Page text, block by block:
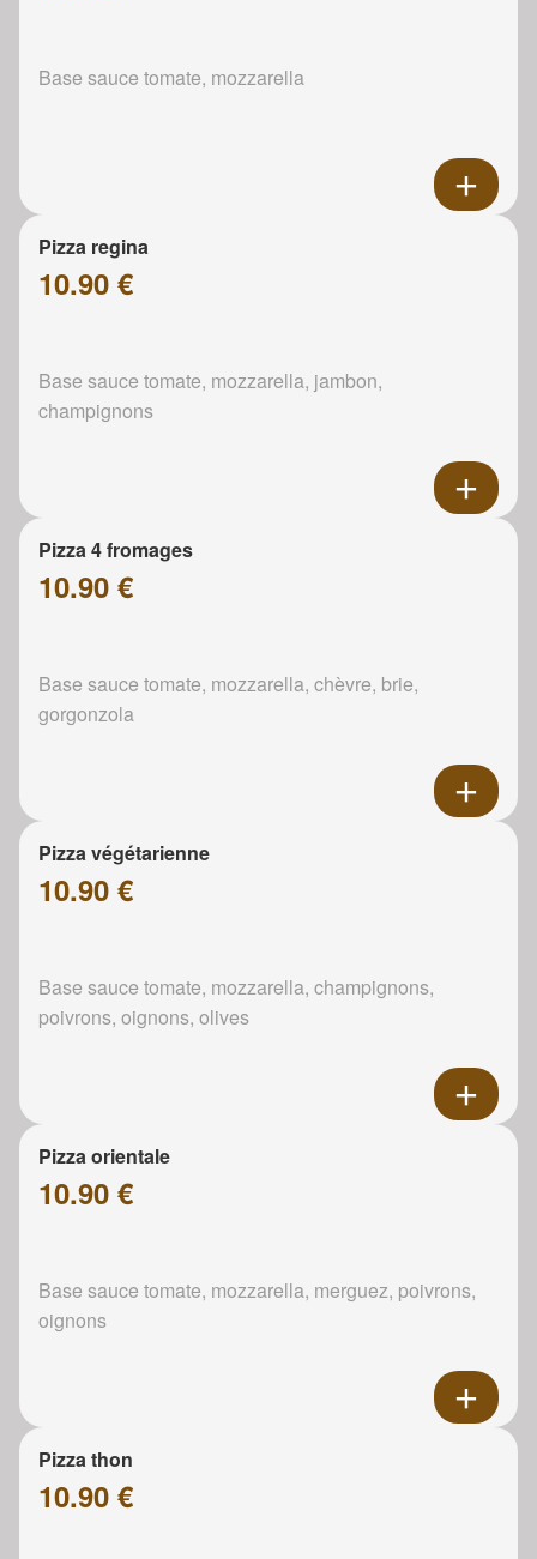
Base sauce tomate, mozzarella
Pizza regina
10.90 €
Base sauce tomate, mozzarella, jambon,
champignons
Pizza 4 fromages
10.90 €
Base sauce tomate, mozzarella, chèvre, brie,
gorgonzola
Pizza végétarienne
10.90 €
Base sauce tomate, mozzarella, champignons,
poivrons, oignons, olives
Pizza orientale
10.90 €
Base sauce tomate, mozzarella, merguez, poivrons,
oignons
Pizza thon
10.90 €